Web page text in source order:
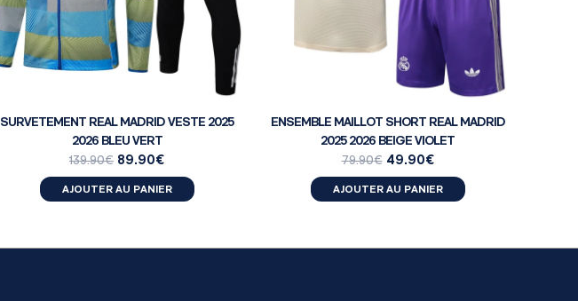
SURVETEMENT REAL MADRID VESTE 2025
2026 BLEU VERT
139.90€ 89.90€
AJOUTER AU PANIER
ENSEMBLE MAILLOT SHORT REAL MADRID
2025 2026 BEIGE VIOLET
79.90€ 49.90€
AJOUTER AU PANIER